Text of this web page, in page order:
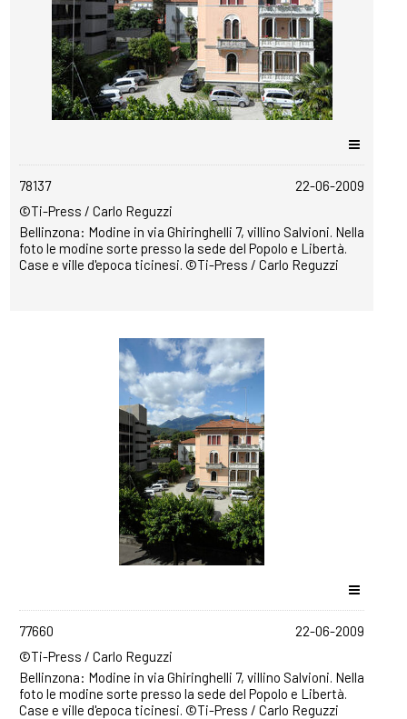
78137
22-06-2009
©Ti-Press / Carlo Reguzzi
Bellinzona: Modine in via Ghiringhelli 7, villino Salvioni. Nella
foto le modine sorte presso la sede del Popolo e Libertà.
Case e ville d'epoca ticinesi. ©Ti-Press / Carlo Reguzzi
77660
22-06-2009
©Ti-Press / Carlo Reguzzi
Bellinzona: Modine in via Ghiringhelli 7, villino Salvioni. Nella
foto le modine sorte presso la sede del Popolo e Libertà.
Case e ville d'epoca ticinesi. ©Ti-Press / Carlo Reguzzi